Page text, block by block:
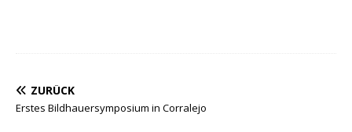
ZURÜCK
Erstes Bildhauersymposium in Corralejo